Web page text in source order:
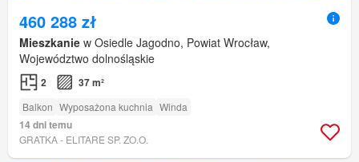
460 288 zł
Mieszkanie w Osiedle Jagodno, Powiat Wrocław,
Województwo dolnośląskie
2 37 m²
Balkon Wyposażona kuchnia Winda
14 dni temu
GRATKA - ELITARE SP. ZO.O.